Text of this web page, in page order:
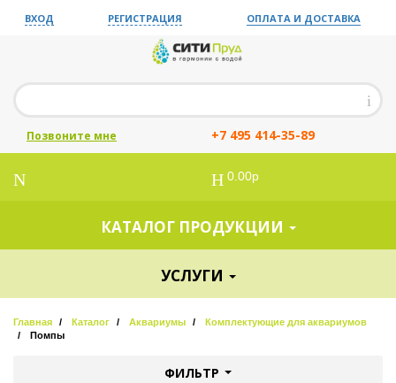
ВХОД РЕГИСТРАЦИЯ ОПЛАТА И ДОСТАВКА
Позвоните мне +7 495 414-35-89
0.00р
КАТАЛОГ ПРОДУКЦИИ
УСЛУГИ
Главная Каталог Аквариумы
Комплектующие для аквариумов
Помпы
ФИЛЬТР